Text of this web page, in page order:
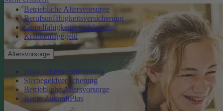
Betriebliche Altersvorsorge
Berufsunfähigkeitsversicherung
Grundfähigkeitsversicherung
Krankentagegeld
Altersvorsorge
Risikolebensversicherung
Sterbegeldversicherung
Betriebliche Altersvorsorge
Rente ZukunftPlus